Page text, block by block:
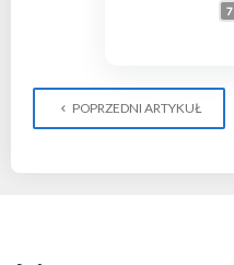
7
POPRZEDNI ARTYKUŁ